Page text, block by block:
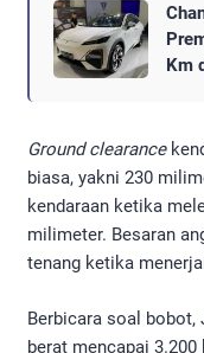
Km
Ground clearance
biasa, yakni 230
kendaraan ketika
milimeter. Besaran
tenang ketika
Berbicara soal bobot,
berat mencapai